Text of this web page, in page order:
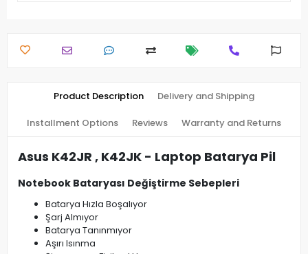
Product Description Delivery and Shipping
Installment Options Reviews Warranty and Returns
Asus K42JR , K42JK - Laptop Batarya Pil
Notebook Bataryası Değiştirme Sebepleri
Batarya Hızla Boşalıyor
Şarj Almıyor
Batarya Tanınmıyor
Aşırı Isınma